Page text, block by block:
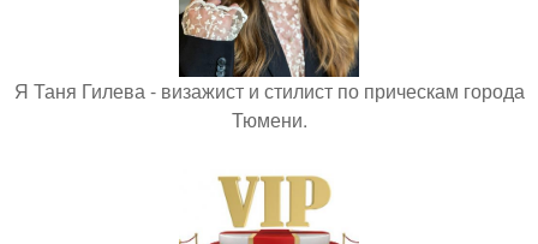
Я Таня Гилева - визажист и стилист по прическам города
Тюмени.